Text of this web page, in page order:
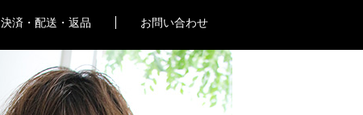
決済・配送・返品 お問い合わせ